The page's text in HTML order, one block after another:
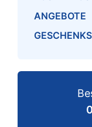
ANGEBOTE